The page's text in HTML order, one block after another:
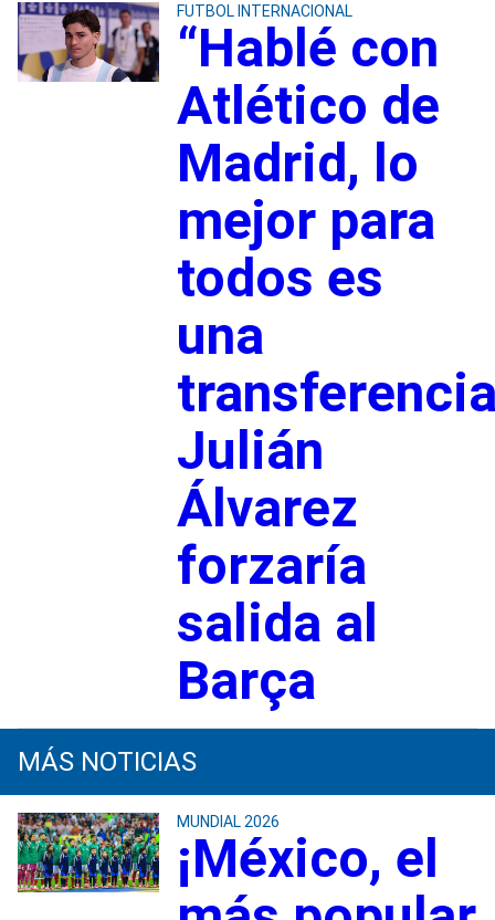
FUTBOL INTERNACIONAL
“Hablé con
Atlético de
Madrid, lo
mejor para
todos es
una
Julián
Álvarez
forzaría
salida al
Barça
MÁS NOTICIAS
MUNDIAL 2026
¡México, el